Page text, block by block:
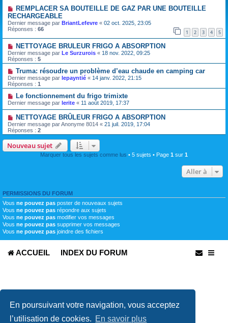
En poursuivant votre navigation, vous acceptez
l’utilisation de cookies. En savoir plus
REMPLACER SA BOUTEILLE DE GAZ PAR UNE BOUTEILLE
RECHARGEABLE
Dernier message par BriantLefevre « 02 oct. 2025, 23:05
Réponses : 66 1 2 3 4 5
NETTOYAGE BRULEUR FRIGO A ABSORPTION
Dernier message par Le Surzurois « 18 nov. 2022, 09:25
Réponses : 5
Truma: résoudre un problème d’eau chaude en camping car
Dernier message par lepayntié « 14 janv. 2022, 21:15
Réponses : 1
Le fonctionnement du frigo trimixte
Dernier message par lerite « 11 août 2019, 17:37
NETTOYAGE BRÛLEUR FRIGO A ABSORPTION
Dernier message parAnonyme 8014 « 21 juil. 2019, 17:04
Réponses : 2
Nouveau sujet
Marquer tous les sujets comme lus • 5 sujets • Page 1 sur 1
Aller à
PERMISSIONS DU FORUM
Vous ne pouvez pas poster de nouveaux sujets
Vous ne pouvez pas répondre aux sujets
Vous ne pouvez pas modifier vos messages
Vous ne pouvez pas supprimer vos messages
Vous ne pouvez pas joindre des fichiers
ACCUEIL INDEX DU FORUM